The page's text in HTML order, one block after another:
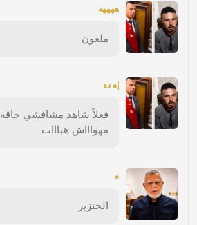
ههههه
ملعون
إه ده
فعلاً شاهد مشافشي حاقة
مهواااش هباااب
ه
الخنزير